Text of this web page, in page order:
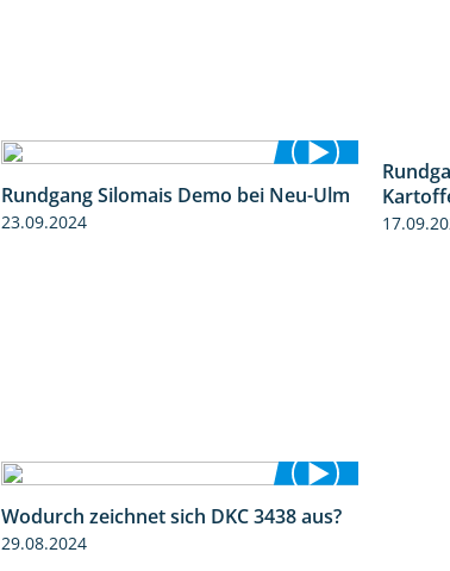
4:50
Rundgang Silomais Demo bei Neu-Ulm
23.09.2024
1:32
Wodurch zeichnet sich DKC 3438 aus?
29.08.2024